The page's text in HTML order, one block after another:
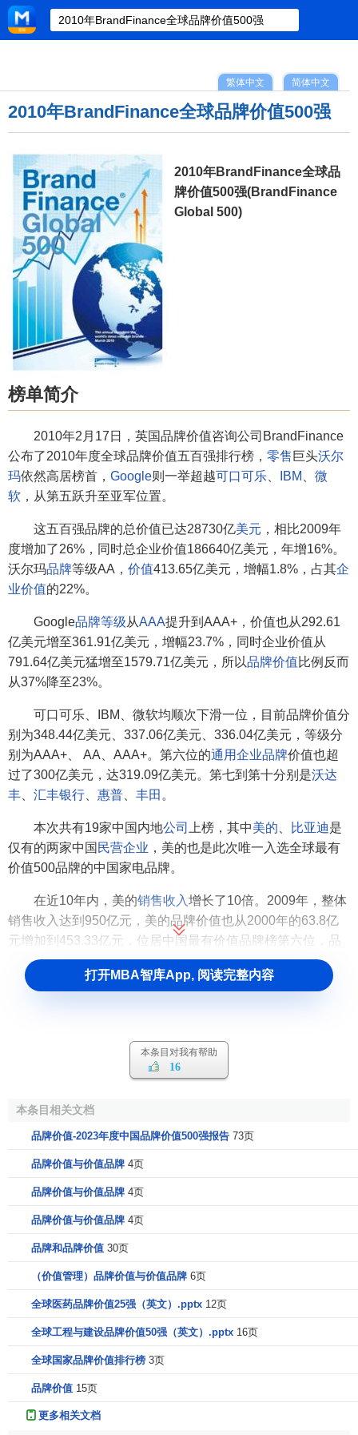
简体中文
繁体中文
2010年BrandFinance全球品牌价值500强
2010年BrandFinance全球品
牌价值500强(BrandFinance
Global 500)
榜单简介
2010年2月17日，英国品牌价值咨询公司BrandFinance
公布了2010年度全球品牌价值五百强排行榜， 零售 巨头沃尔
玛依然高居榜首， Google则一举超越可口可乐 IBM
微
软 ，从第五跃升至亚军位置。
这五百强品牌的总价值已达28730亿美元 ，相比2009年
度增加了26%，同时总企业价值186640亿美元，年增16%。
沃尔玛品牌等级AA， 价值413.65亿美元，增幅1.8%，占其企
业价值的22%。
Google品牌等级从AAA提升到AAA+，价值也从292.61
亿美元增至361.91亿美元，增幅23.7%，同时企业价值从
791.64亿美元猛增至1579.71亿美元，所以品牌价值比例反而
从37%降至23%。
可口可乐、IBM、微软均顺次下滑一位，目前品牌价值分
别为348.44亿美元、337.06亿美元、336.04亿美元，等级分
别为AAA+、 AA、AAA+。第六位的通用企业品牌价值也超
过了300亿美元，达319.09亿美元。第七到第十分别是沃达
丰
汇丰银行 惠普 丰田 。
本次共有19家中国内地公司 上榜，其中美的 比亚迪是
仅有的两家中国 民营企业 ，美的也是此次唯一入选全球最有
价值500品牌的中国家电品牌。
在近10年内，美的销售收入增长了10倍。2009年，整体
销售收入达到950亿元，美的品牌价值也从2000年的63.8亿
元增加到453.33亿元，位居中国最有价值品牌榜第六位，品
牌价值较去年增长9%，同比增幅在排名前十位的品牌中位居
第一。
Brand Finance每年发布一次，采用的
这一排名因其专业性和独立性而受到全球
500, a study into the 500 most valuable brands in the world.
The study provides an opinion on the point-in-time
value of the world’s leading brands. Each brand has been
accorded a brand rating: a benchmark study of the strength,
set as well as a brand value: a summary measure of the
financial strength of the brand.
榜单列表
TOP 1-100
打开MBA智库App, 阅读完整内容
本条目对我有帮助
16
本条目相关文档
品牌价值-2023年度中国品牌价值500强报告 73页
品牌价值与价值品牌 4页
品牌价值与价值品牌 4页
品牌价值与价值品牌 4页
品牌和品牌价值 30页
（价值管理）品牌价值与价值品牌 6页
全球医药品牌价值25强（英文）.pptx 12页
全球工程与建设品牌价值50强（英文）.pptx 16页
全球国家品牌价值排行榜 3页
品牌价值 15页
更多相关文档